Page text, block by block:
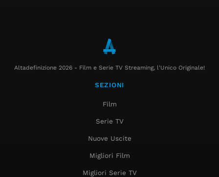
Altadefinizione 2026 - Film e Serie TV Streaming, l'Unico Originale!
SEZIONI
Film
Serie TV
Nuove Uscite
Migliori Film
Migliori Serie TV